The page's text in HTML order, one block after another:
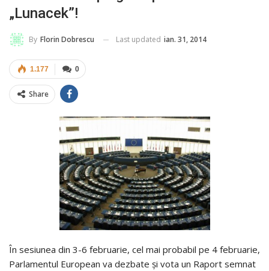
„Lunacek”!
By Florin Dobrescu Last updated ian. 31, 2014
0
1.177
Share
În sesiunea din 3-6 februarie, cel mai probabil pe 4 februarie,
Parlamentul European va dezbate și vota un Raport semnat